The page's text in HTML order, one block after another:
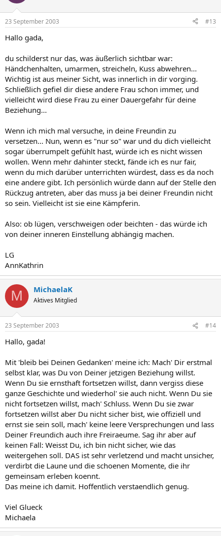
23 September 2003 #13
Hallo gada,
du schilderst nur das, was äußerlich sichtbar war:
Händchenhalten, umarmen, streicheln, Kuss abwehren...
Wichtig ist aus meiner Sicht, was innerlich in dir vorging.
Schließlich gefiel dir diese andere Frau schon immer, und
vielleicht wird diese Frau zu einer Dauergefahr für deine
Beziehung...
Wenn ich mich mal versuche, in deine Freundin zu
versetzen... Nun, wenn es "nur so" war und du dich vielleicht
sogar überrumpelt gefühlt hast, würde ich es nicht wissen
wollen. Wenn mehr dahinter steckt, fände ich es nur fair,
wenn du mich darüber unterrichten würdest, dass es da noch
eine andere gibt. Ich persönlich würde dann auf der Stelle den
Rückzug antreten, aber das muss ja bei deiner Freundin nicht
so sein. Vielleicht ist sie eine Kämpferin.
Also: ob lügen, verschweigen oder beichten - das würde ich
von deiner inneren Einstellung abhängig machen.
LG
AnnKathrin
M MichaelaK
Aktives Mitglied
23 September 2003 #14
Hallo, gada!
Mit 'bleib bei Deinen Gedanken' meine ich: Mach' Dir erstmal
selbst klar, was Du von Deiner jetzigen Beziehung willst.
Wenn Du sie ernsthaft fortsetzen willst, dann vergiss diese
ganze Geschichte und wiederhol' sie auch nicht. Wenn Du sie
nicht fortsetzen willst, mach' Schluss. Wenn Du sie zwar
fortsetzen willst aber Du nicht sicher bist, wie offiziell und
ernst sie sein soll, mach' keine leere Versprechungen und lass
Deiner Freundich auch ihre Freiraeume. Sag ihr aber auf
keinen Fall: Weisst Du, ich bin nicht sicher, wie das
weitergehen soll. DAS ist sehr verletzend und macht unsicher,
verdirbt die Laune und die schoenen Momente, die ihr
gemeinsam erleben koennt.
Das meine ich damit. Hoffentlich verstaendlich genug.
Viel Glueck
Michaela